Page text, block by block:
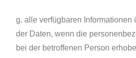
g. alle verfügbaren Informationen
der Daten, wenn die
bei der betroffenen Person